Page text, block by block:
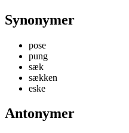
Synonymer
pose
pung
sæk
sækken
eske
Antonymer